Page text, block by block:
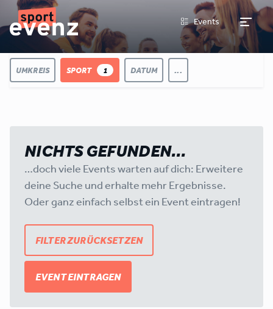
Events
UMKREIS SPORT 1 DATUM ...
NICHTS GEFUNDEN…
…doch viele Events warten auf dich: Erweitere
deine Suche und erhalte mehr Ergebnisse.
Oder ganz einfach selbst ein Event eintragen!
FILTER ZURÜCKSETZEN
EVENT EINTRAGEN